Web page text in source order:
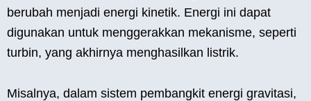
berubah menjadi energi kinetik. Energi ini dapat
digunakan untuk menggerakkan mekanisme, seperti
turbin, yang akhirnya menghasilkan listrik.
Misalnya, dalam sistem pembangkit energi gravitasi,